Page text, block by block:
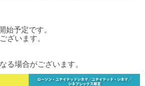
始予定です。
ざいます。
る場合がございます。